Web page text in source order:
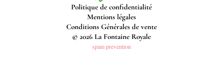
Politique de confidentialité
Mentions légales
Conditions Générales de vente
© 2026 La Fontaine Royale
spam prevention